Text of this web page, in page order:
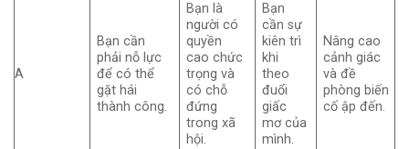
A
Bạn cần
phải nỗ lực
để có thể
gặt hái
thành công.
Bạn là
người có
quyền
cao chức
trọng và
có chỗ
đứng
trong xã
hội.
Bạn
cần sự
kiên trì
khi
theo
đuổi
giấc
mơ của
mình.
Nâng cao
cảnh giác
và đề
phòng biến
cố ập đến.